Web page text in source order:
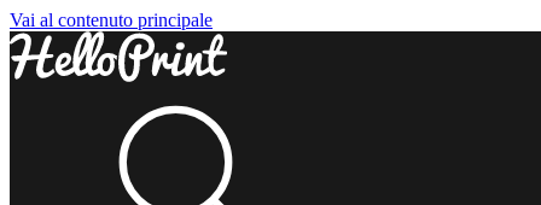
Vai al contenuto principale